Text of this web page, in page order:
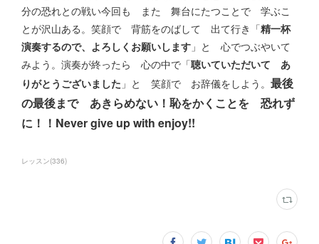
分の恐れとの戦い今回も また 舞台にたつことで 学ぶこ
とが沢山ある。笑顔で 背筋をのばして 出て行き「精一杯
演奏するので、よろしくお願いします 」と 心でつぶやいて
みよう。演奏が終ったら 心の中で「聴いていただいて あ
りがとうございました 」と 笑顔で お辞儀をしよう。 最後
の最後まで あきらめない！恥をかくことを 恐れず
に！！Never give up with enjoy!!
レッスン(336)